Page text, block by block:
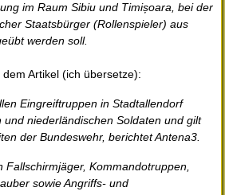
im Raum Sibiu und Timișoara, bei der
Staatsbürger (Rollenspieler) aus
werden soll.
Artikel (ich übersetze):
Eingreiftruppen in Stadtallendorf
niederländischen Soldaten und gilt
der Bundeswehr, berichtet Antena3.
Fallschirmjäger, Kommandotruppen,
sowie Angriffs- und